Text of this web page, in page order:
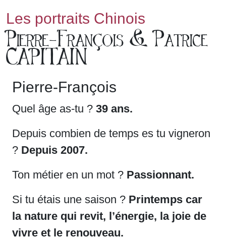
Les portraits Chinois
Pierre-François & Patrice
CAPITAIN
Pierre-François
Quel âge as-tu ? 39 ans.
Depuis combien de temps es tu vigneron
? Depuis 2007.
Ton métier en un mot ? Passionnant.
Si tu étais une saison ? Printemps car
la nature qui revit, l’énergie, la joie de
vivre et le renouveau.